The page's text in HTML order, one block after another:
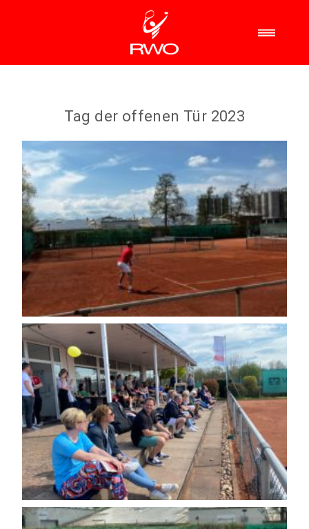
Tag der offenen Tür 2023